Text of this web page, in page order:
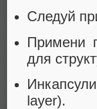
Следуй
Примени
для
layer).